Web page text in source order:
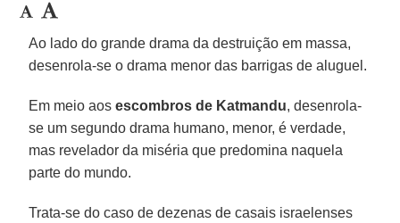
Ao lado do grande drama da destruição em massa,
desenrola-se o drama menor das barrigas de aluguel.
Em meio aosescombros de Katmandu, desenrola-
se um segundo drama humano, menor, é verdade,
mas revelador da miséria que predomina naquela
parte do mundo.
Trata-se do caso de dezenas de casais israelenses